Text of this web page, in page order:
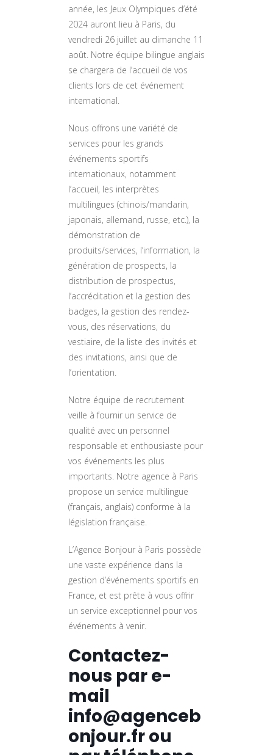
année, les Jeux Olympiques d’été
2024 auront lieu à Paris, du
vendredi 26 juillet au dimanche 11
août. Notre équipe bilingue anglais
se chargera de l’accueil de vos
clients lors de cet événement
international.
Nous offrons une variété de
services pour les grands
événements sportifs
internationaux, notamment
l’accueil, les interprètes
multilingues (chinois/mandarin,
japonais, allemand, russe, etc.), la
démonstration de
produits/services, l’information, la
génération de prospects, la
distribution de prospectus,
l’accréditation et la gestion des
badges, la gestion des rendez-
vous, des réservations, du
vestiaire, de la liste des invités et
des invitations, ainsi que de
l’orientation.
Notre équipe de recrutement
veille à fournir un service de
qualité avec un personnel
responsable et enthousiaste pour
vos événements les plus
importants. Notre agence à Paris
propose un service multilingue
(français, anglais) conforme à la
législation française.
L’Agence Bonjour à Paris possède
une vaste expérience dans la
gestion d’événements sportifs en
France, et est prête à vous offrir
un service exceptionnel pour vos
événements à venir.
Contactez-
nous par e-
mail
info@agenceb
onjour.fr ou